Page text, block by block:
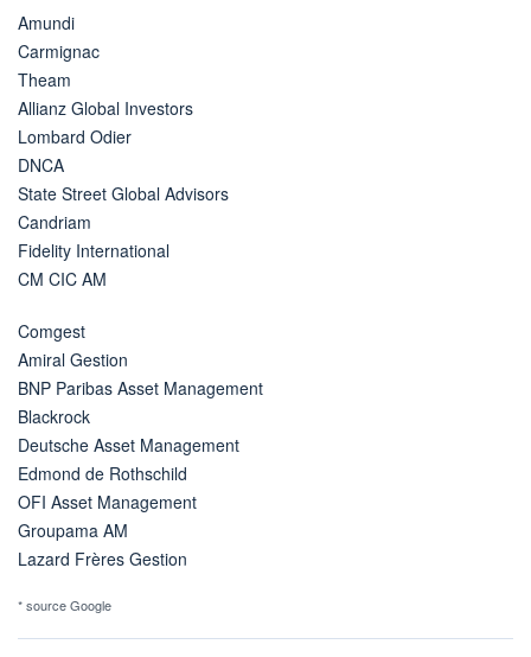
Amundi
Carmignac
Theam
Allianz Global Investors
Lombard Odier
DNCA
State Street Global Advisors
Candriam
Fidelity International
CM CIC AM
Comgest
Amiral Gestion
BNP Paribas Asset Management
Blackrock
Deutsche Asset Management
Edmond de Rothschild
OFI Asset Management
Groupama AM
Lazard Frères Gestion
* source Google